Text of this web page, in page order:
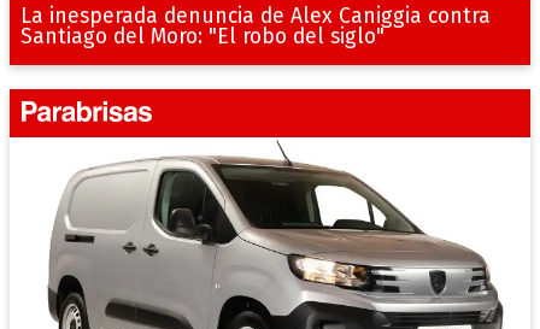
La inesperada denuncia de Alex Caniggia contra
Santiago del Moro: "El robo del siglo"